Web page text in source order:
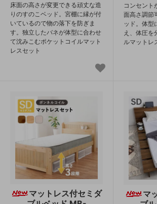
床面の高さが変更できる頑丈な造
りのすのこベッド。宮棚に縁が付
いているので物の落下を防ぎま
す。独立したバネが体型に合わせ
て沈みこむポケットコイルマット
レスセット
コンセント
面高さ調節
ッド。体型
え、体圧を
ルマットレ
マットレス付セミダ
マ